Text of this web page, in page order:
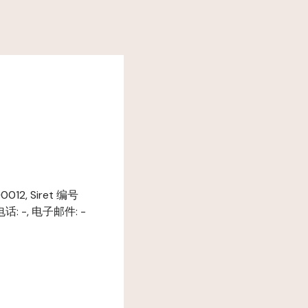
Siret 编号
话: -, 电子邮件: -